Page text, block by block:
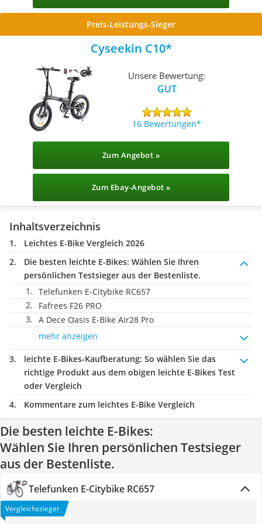
Preis-Leistungs-Sieger
Cyseekin C10
Unsere Bewertung:
GUT
16 Bewertungen
Zum Angebot »
Zum Ebay-Angebot »
Inhaltsverzeichnis
Leichtes E-Bike Vergleich 2026
Die besten leichte E-Bikes: Wählen Sie Ihren
persönlichen Testsieger aus der Bestenliste.
Telefunken E-Citybike RC657
Fafrees F26 PRO
A Dece Oasis E-Bike Air28 Pro
mehr anzeigen
leichte E-Bikes-Kaufberatung: So wählen Sie das
richtige Produkt aus dem obigen leichte E-Bikes Test
oder Vergleich
Kommentare zum leichtes E-Bike Vergleich
Die besten leichte E-Bikes:
Wählen Sie Ihren persönlichen Testsieger
aus der Bestenliste.
Telefunken E-Citybike RC657
Vergleichssieger